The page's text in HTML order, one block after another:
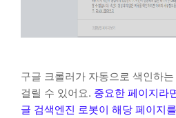
구글 크롤러가 자동으로 색인하
걸릴 수 있어요. 중요한 페이지라
글 검색엔진 로봇이 해당 페이지